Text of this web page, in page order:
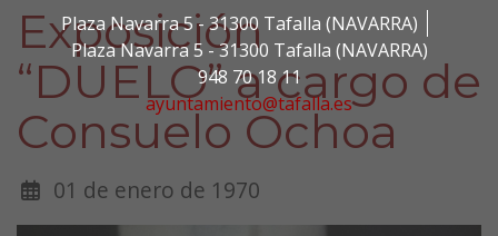
Plaza Navarra 5 - 31300 Tafalla (NAVARRA)
Plaza Navarra 5 - 31300 Tafalla (NAVARRA)
948 70 18 11
ayuntamiento@tafalla.es
Exposición
“DUELO” a cargo de
Consuelo Ochoa
01 de enero de 1970